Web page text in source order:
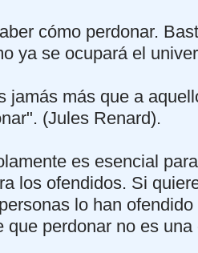
cómo perdonar.
ya se ocupará el
jamás más que a
(Jules Renard).
es esencial
los ofendidos. Si
lo han
que perdonar no es